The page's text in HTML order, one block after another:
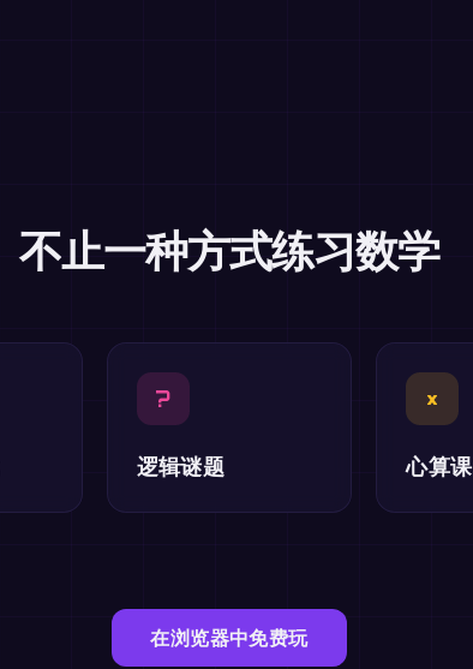
不止一种方式练习数学
?
逻辑谜题
×
心算
在浏览器中免费玩